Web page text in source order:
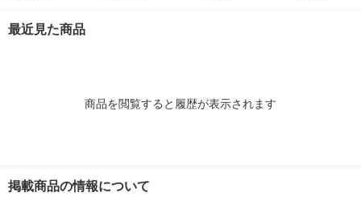
最近見た商品
商品を閲覧すると履歴が表示されます
掲載商品の情報について